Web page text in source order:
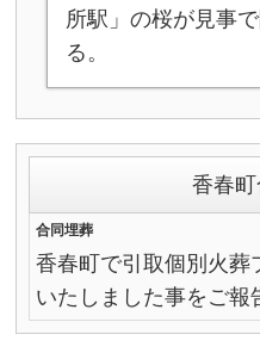
所駅」の桜が見事
る。
香春
合同埋葬
香春町で引取個別火葬
いたしました事をご報